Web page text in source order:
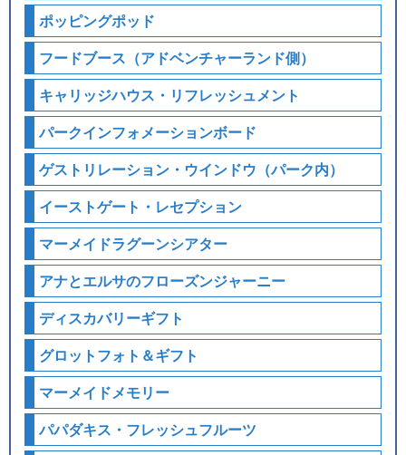
ポッピングポッド
フードブース（アドベンチャーランド側）
キャリッジハウス・リフレッシュメント
パークインフォメーションボード
ゲストリレーション・ウインドウ（パーク内）
イーストゲート・レセプション
マーメイドラグーンシアター
アナとエルサのフローズンジャーニー
ディスカバリーギフト
グロットフォト＆ギフト
マーメイドメモリー
パパダキス・フレッシュフルーツ